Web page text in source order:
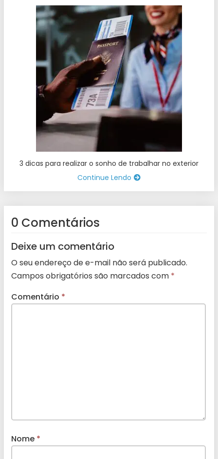
3 dicas para realizar o sonho de trabalhar no exterior
Continue Lendo
0 Comentários
Deixe um comentário
O seu endereço de e-mail não será publicado.
Campos obrigatórios são marcados com *
Comentário *
Nome *